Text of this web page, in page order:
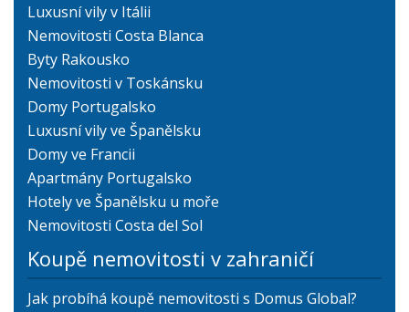
Luxusní vily v Itálii
Nemovitosti Costa Blanca
Byty Rakousko
Nemovitosti v Toskánsku
Domy Portugalsko
Luxusní vily ve Španělsku
Domy ve Francii
Apartmány Portugalsko
Hotely ve Španělsku u moře
Nemovitosti Costa del Sol
Koupě nemovitosti v zahraničí
Jak probíhá koupě nemovitosti s Domus Global?